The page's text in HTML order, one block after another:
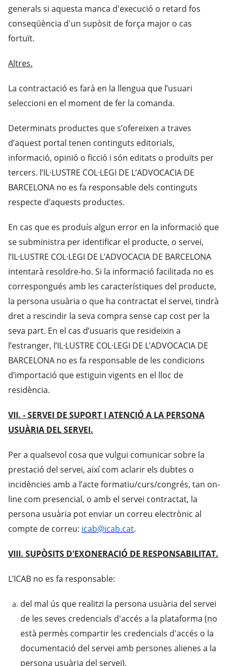
generals si aquesta manca d'execució o retard fos
conseqüència d'un supòsit de força major o cas
fortuït.
Altres.
La contractació es farà en la llengua que l’usuari
seleccioni en el moment de fer la comanda.
Determinats productes que s’ofereixen a traves
d’aquest portal tenen continguts editorials,
informació, opinió o ficció i són editats o produïts per
tercers. l’IL·LUSTRE COL·LEGI DE L’ADVOCACIA DE
BARCELONA no es fa responsable dels continguts
respecte d’aquests productes.
En cas que es produís algun error en la informació que
se subministra per identificar el producte, o servei,
l’IL·LUSTRE COL·LEGI DE L’ADVOCACIA DE BARCELONA
intentarà resoldre-ho. Si la informació facilitada no es
correspongués amb les característiques del producte,
la persona usuària o que ha contractat el servei, tindrà
dret a rescindir la seva compra sense cap cost per la
seva part. En el cas d’usuaris que resideixin a
l’estranger, l’IL·LUSTRE COL·LEGI DE L’ADVOCACIA DE
BARCELONA no es fa responsable de les condicions
d’importació que estiguin vigents en el lloc de
residència.
VII. - SERVEI DE SUPORT I ATENCIÓ A LA PERSONA
USUÀRIA DEL SERVEI.
Per a qualsevol cosa que vulgui comunicar sobre la
prestació del servei, així com aclarir els dubtes o
incidències amb a l’acte formatiu/curs/congrés, tan on-
line com presencial, o amb el servei contractat, la
persona usuària pot enviar un correu electrònic al
compte de correu: icab@icab.cat.
VIII. SUPÒSITS D'EXONERACIÓ DE RESPONSABILITAT.
L’ICAB no es fa responsable:
del mal ús que realitzi la persona usuària del servei
de les seves credencials d'accés a la plataforma (no
està permès compartir les credencials d'accés o la
documentació del servei amb persones alienes a la
persona usuària del servei),